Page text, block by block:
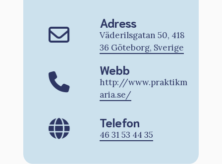
Adress
Väderilsgatan 50, 418
36 Göteborg, Sverige
Webb
http://www.praktikm
aria.se/
Telefon
46 31 53 44 35